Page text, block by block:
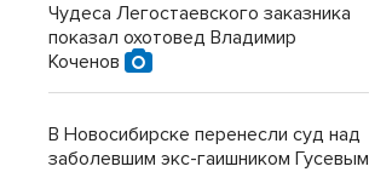
Чудеса Легостаевского заказника
показал охотовед Владимир
Коченов
В Новосибирске перенесли суд над
заболевшим экс-гаишником Гусевым